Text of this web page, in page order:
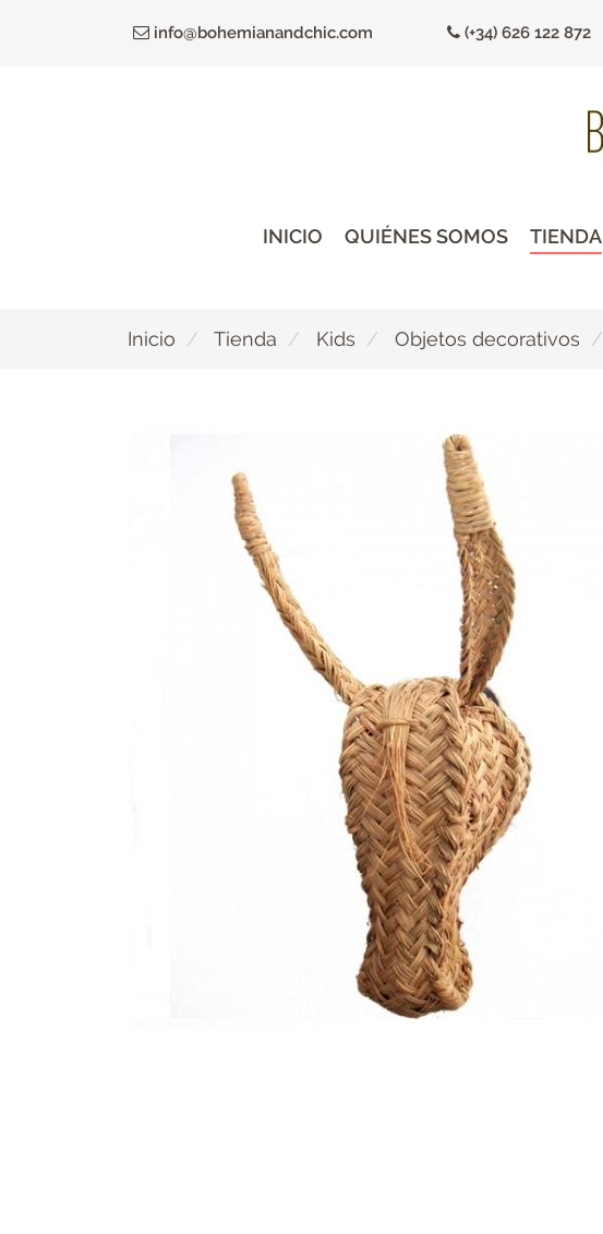
info@bohemianandchic.com (+34) 626 122 872
INICIO QUIÉNES SOMOS TIENDA
Inicio Tienda Kids Objetos decorativos